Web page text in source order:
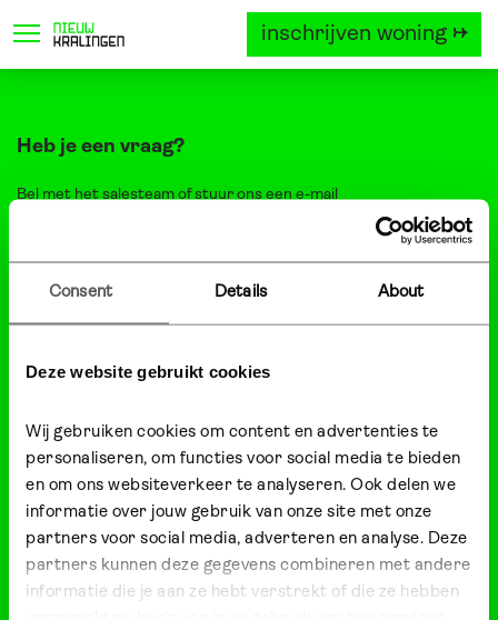
Consent Details About
Deze website gebruikt cookies
Wij gebruiken cookies om content en advertenties te
personaliseren, om functies voor social media te bieden
en om ons websiteverkeer te analyseren. Ook delen we
informatie over jouw gebruik van onze site met onze
partners voor social media, adverteren en analyse. Deze
partners kunnen deze gegevens combineren met andere
informatie die je aan ze hebt verstrekt of die ze hebben
inschrijven woning →
Heb je een vraag?
Bel met hetsalesteamof stuur ons eene-mail
Do you want information in English?
Just ask thesalesteam or send us an
. We are happy to help
Nieuw Kralingen
een ontwikkeling van Heijmans en ERA Contour in samenwerking
met de Gemeente Rotterdam.
project